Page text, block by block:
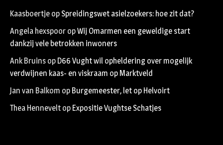
Kaasboertje op Spreidingswet asielzoekers: hoe zit dat?
Angela hexspoor opWij Omarmen een geweldige start
dankzij vele betrokken inwoners
Ank Bruins op D66 Vught wil opheldering over mogelijk
verdwijnen kaas- en viskraam op Marktveld
Jan van Balkom op Burgemeester, let op Helvoirt
Thea Hennevelt op Expositie Vughtse Schatjes